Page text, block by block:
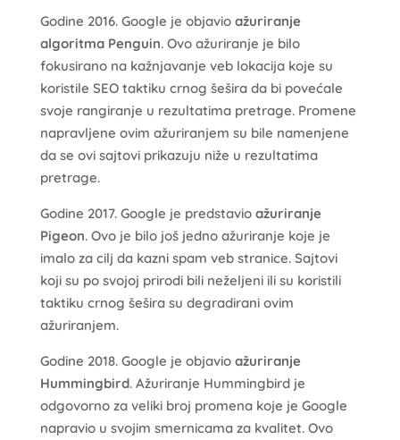
Godine 2016. Google je objavio ažuriranje
algoritma Penguin. Ovo ažuriranje je bilo
fokusirano na kažnjavanje veb lokacija koje su
koristile SEO taktiku crnog šešira da bi povećale
svoje rangiranje u rezultatima pretrage. Promene
napravljene ovim ažuriranjem su bile namenjene
da se ovi sajtovi prikazuju niže u rezultatima
pretrage.
Godine 2017. Google je predstavio ažuriranje
Pigeon. Ovo je bilo još jedno ažuriranje koje je
imalo za cilj da kazni spam veb stranice. Sajtovi
koji su po svojoj prirodi bili neželjeni ili su koristili
taktiku crnog šešira su degradirani ovim
ažuriranjem.
Godine 2018. Google je objavio ažuriranje
Hummingbird. Ažuriranje Hummingbird je
odgovorno za veliki broj promena koje je Google
napravio u svojim smernicama za kvalitet. Ovo